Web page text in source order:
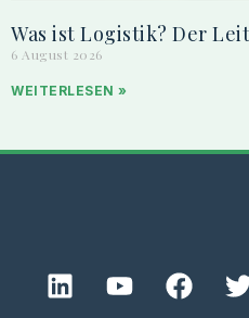
Was ist Logistik? Der
6 August 2026
WEITERLESEN »